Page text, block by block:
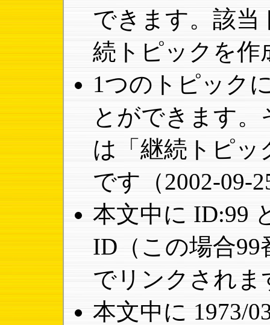
できます。該当
続トピックを作
1つのトピック
とができます
は「継続トピッ
です（2002-09-
本文中に ID:99
ID（この場合
でリンクされま
本文中に 1973/